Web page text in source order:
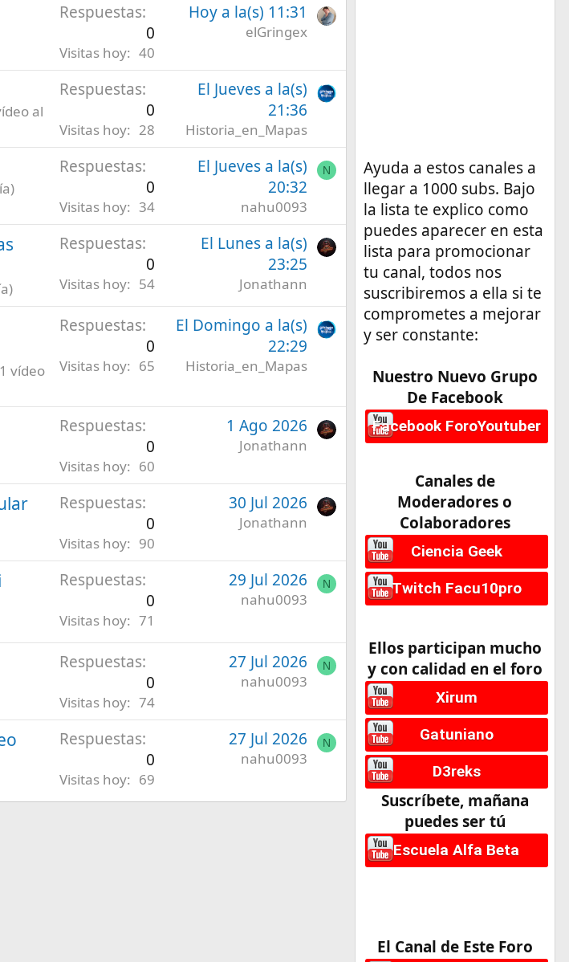
Respuestas
0
Visitas hoy 40
Hoy a la(s) 11:31
elGringex
al
Respuestas
0
Visitas hoy 28
El Jueves a la(s)
21:36
Historia_en_Mapas
Respuestas
0
Visitas hoy 34
El Jueves a la(s)
20:32
nahu0093
N
Respuestas
0
Visitas hoy 54
El Lunes a la(s)
23:25
Jonathann
vídeo
Respuestas
0
Visitas hoy 65
El Domingo a la(s)
22:29
Historia_en_Mapas
Respuestas
0
Visitas hoy 60
1 Ago 2026
Jonathann
Respuestas
0
Visitas hoy 90
30 Jul 2026
Jonathann
Respuestas
0
Visitas hoy 71
29 Jul 2026
nahu0093
N
Respuestas
0
Visitas hoy 74
27 Jul 2026
nahu0093
N
Respuestas
0
Visitas hoy 69
27 Jul 2026
nahu0093
N
Ayuda a estos canales a
llegar a 1000 subs. Bajo
la lista te explico como
puedes aparecer en esta
lista para promocionar
tu canal, todos nos
suscribiremos a ella si te
comprometes a mejorar
y ser constante:
Nuestro Nuevo Grupo
De Facebook
Facebook ForoYoutuber
Canales de
Moderadores o
Colaboradores
Ciencia Geek
Twitch Facu10pro
Ellos participan mucho
y con calidad en el foro
Xirum
Gatuniano
D3reks
Suscríbete, mañana
puedes ser tú
Escuela Alfa Beta
El Canal de Este Foro